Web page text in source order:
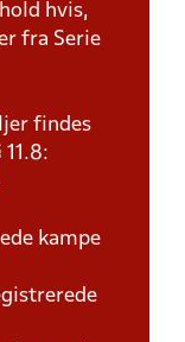
hvis,
fra Serie
findes
kampe